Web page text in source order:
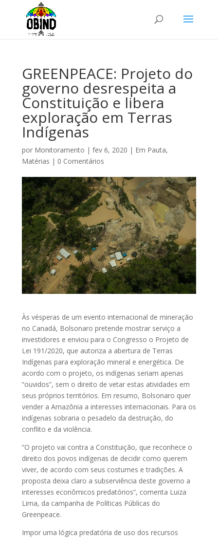
GREENPEACE: Projeto do
governo desrespeita a
Constituição e libera
exploração em Terras
Indígenas
por Monitoramento | fev 6, 2020 | Em Pauta,
Matérias | 0 Comentários
Às vésperas de um evento internacional de mineração
no Canadá, Bolsonaro pretende mostrar serviço a
investidores e enviou para o Congresso o Projeto de
Lei 191/2020, que autoriza a abertura de Terras
Indígenas para exploração mineral e energética. De
acordo com o projeto, os indígenas seriam apenas
“ouvidos”, sem o direito de vetar estas atividades em
seus próprios territórios. Em resumo, Bolsonaro quer
vender a Amazônia a interesses internacionais. Para os
indígenas sobraria o pesadelo da destruição, do
conflito e da violência.
“O projeto vai contra a Constituição, que reconhece o
direito dos povos indígenas de decidir como querem
viver, de acordo com seus costumes e tradições. A
proposta deixa claro a subserviência deste governo a
interesses econômicos predatórios”, comenta Luiza
Lima, da campanha de Políticas Públicas do
Greenpeace.
Impor uma lógica predatória de uso dos recursos